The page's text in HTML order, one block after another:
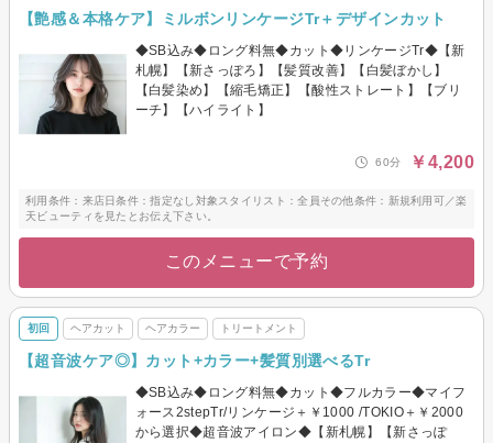
メンズヘアカラー メンズパーマ
メンズ縮毛矯正
【艶感＆本格ケア】ミルボンリンケージTr＋デザインカット
◆SB込み◆ロング料無◆カット◆リンケージTr◆【新
札幌】【新さっぽろ】【髪質改善】【白髪ぼかし】
【白髪染め】【縮毛矯正】【酸性ストレート】【ブリ
ーチ】【ハイライト】
60分 ￥4,200
利用条件：来店日条件：指定なし対象スタイリスト：全員その他条件：新規利用可／楽
天ビューティを見たとお伝え下さい。
このメニューで予約
初回 ヘアカット ヘアカラー トリートメント
【超音波ケア◎】カット+カラー+髪質別選べるTr
◆SB込み◆ロング料無◆カット◆フルカラー◆マイフ
ォース2stepTr/リンケージ＋￥1000 /TOKIO＋￥2000
から選択◆超音波アイロン◆【新札幌】【新さっぽ